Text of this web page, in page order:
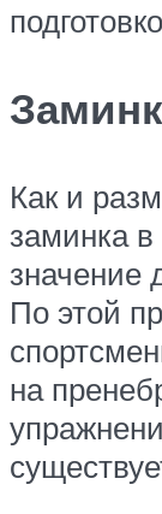
Как и
заминка
значение
По этой
на